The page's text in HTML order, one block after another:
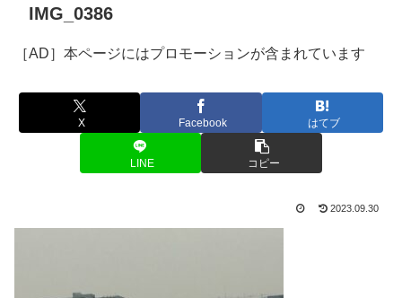
IMG_0386
［AD］本ページにはプロモーションが含まれています
X Facebook はてブ
LINE コピー
2023.09.30